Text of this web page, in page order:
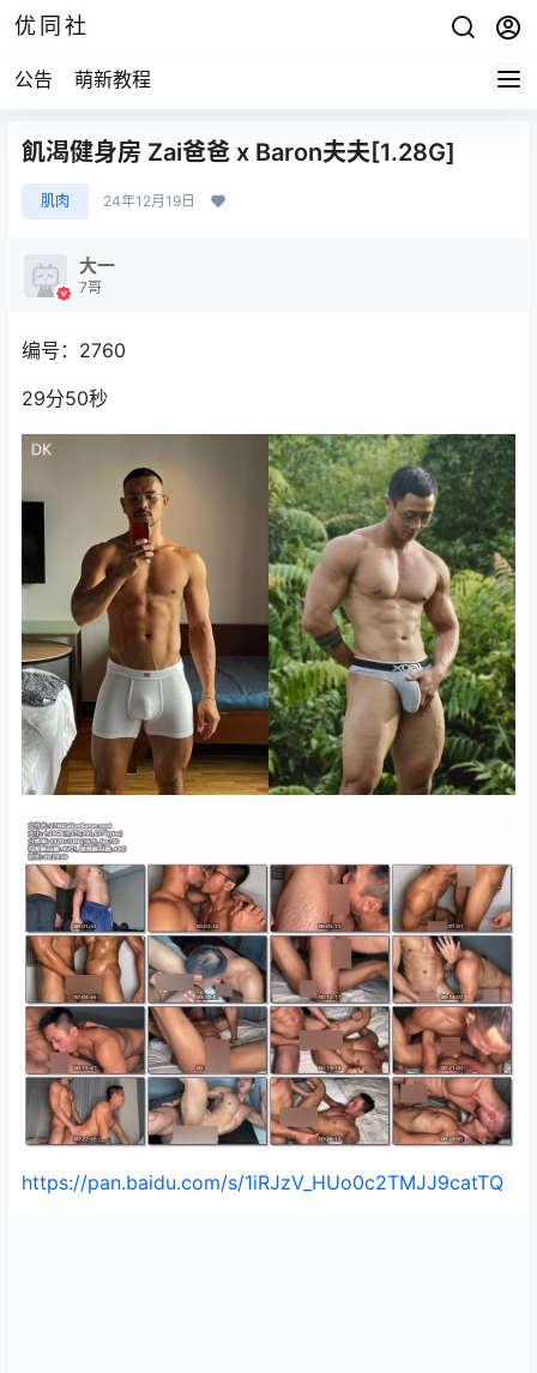
优同社
公告 萌新教程
飢渴健身房 Zai爸爸 x Baron夫夫[1.28G]
肌肉 24年12月19日
大一
7哥
编号：2760
29分50秒
https://pan.baidu.com/s/1iRJzV_HUo0c2TMJJ9catTQ